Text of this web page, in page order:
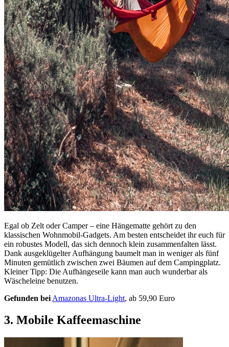
Egal ob Zelt oder Camper – eine Hängematte gehört zu den
klassischen Wohnmobil-Gadgets. Am besten entscheidet ihr euch für
ein robustes Modell, das sich dennoch klein zusammenfalten lässt.
Dank ausgeklügelter Aufhängung baumelt man in weniger als fünf
Minuten gemütlich zwischen zwei Bäumen auf dem Campingplatz.
Kleiner Tipp: Die Aufhängeseile kann man auch wunderbar als
Wäscheleine benutzen.
Gefunden beiAmazonas Ultra-Light, ab 59,90 Euro
3. Mobile Kaffeemaschine